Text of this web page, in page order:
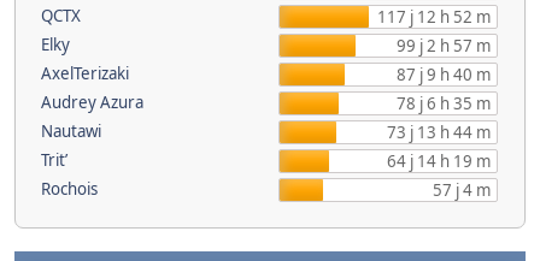
QCTX
117 j 12 h 52 m
Elky
99 j 2 h 57 m
AxelTerizaki
87 j 9 h 40 m
Audrey Azura
78 j 6 h 35 m
Nautawi
73 j 13 h 44 m
Trit’
64 j 14 h 19 m
Rochois
57 j 4 m